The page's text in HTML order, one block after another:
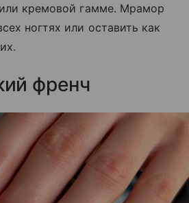
кремовой гамме. Мрамор
ногтях или оставить как
френч